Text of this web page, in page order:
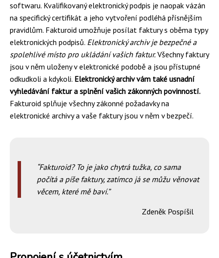
softwaru. Kvalifikovaný elektronický podpis je naopak vázán
na specifický certifikát a jeho vytvoření podléhá přísnějším
pravidlům. Fakturoid umožňuje posílat faktury s oběma typy
elektronických podpisů. Elektronický archiv je bezpečné a
spolehlivé místo pro ukládání vašich faktur. Všechny faktury
jsou v něm uloženy v elektronické podobě a jsou přístupné
odkudkoli a kdykoli. Elektronický archiv vám také usnadní
vyhledávání faktur a splnění vašich zákonných povinností.
Fakturoid splňuje všechny zákonné požadavky na
elektronické archivy a vaše faktury jsou v něm v bezpečí.
Fakturoid? To je jako chytrá tužka, co sama
počítá a píše faktury, zatímco já se můžu věnovat
věcem, které mě baví.
Zdeněk Pospíšil